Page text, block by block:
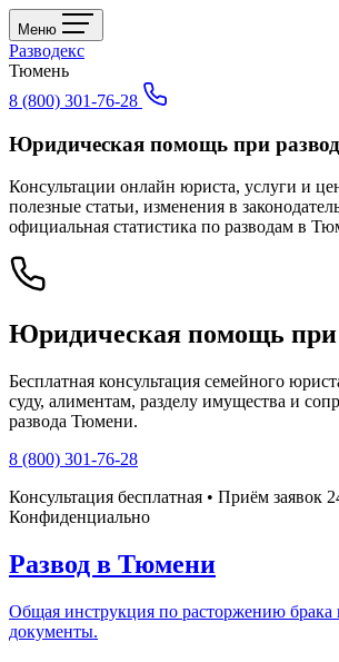
Меню
Разводекс
Тюмень
8 (800) 301-76-28
Юридическая помощь при
Консультации онлайн юриста, услуги и
полезные статьи, изменения в
официальная статистика по разводам в
Юридическая помощь при
Бесплатная консультация семейного
суду, алиментам, разделу имущества и
развода Тюмени.
8 (800) 301-76-28
Консультация бесплатная • Приём заявок
Конфиденциально
Развод в Тюмени
Общая инструкция по расторжению брака
документы.